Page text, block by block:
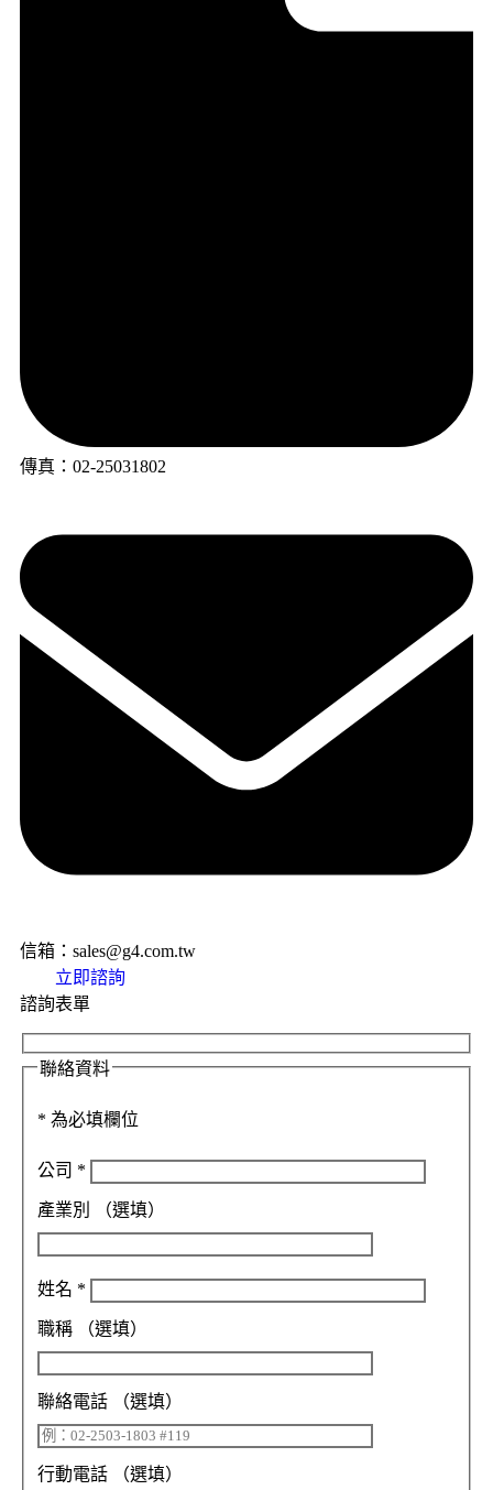
傳真：02-25031802
信箱：sales@g4.com.tw
立即諮詢
諮詢表單
聯絡資料
* 為必填欄位
公司 *
產業別 （選填）
姓名 *
職稱 （選填）
聯絡電話 （選填）
行動電話 （選填）